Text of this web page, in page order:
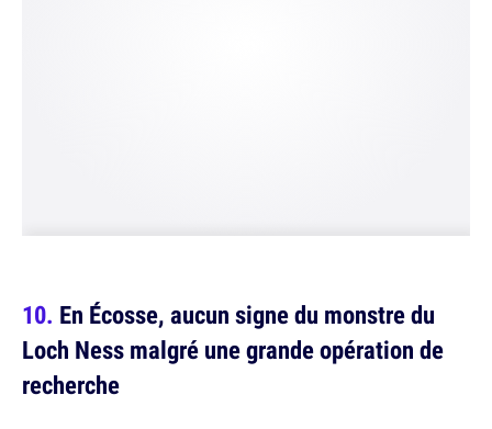
En Écosse, aucun signe du monstre du
Loch Ness malgré une grande opération de
recherche